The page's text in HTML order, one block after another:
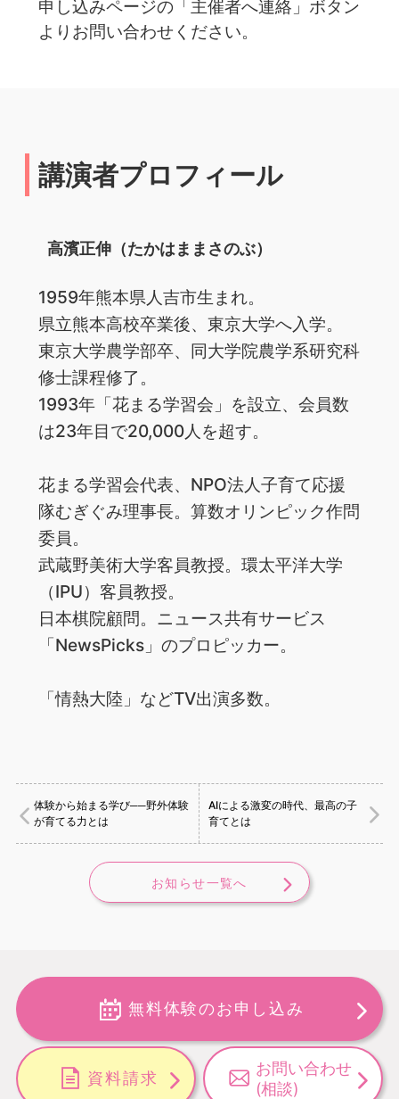
申し込みページの「主催者へ連絡」ボタン
よりお問い合わせください。
講演者プロフィール
高濱正伸（たかはままさのぶ）
1959年熊本県人吉市生まれ。
県立熊本高校卒業後、東京大学へ入学。
東京大学農学部卒、同大学院農学系研究科
修士課程修了。
1993年「花まる学習会」を設立、会員数
は23年目で20,000人を超す。
花まる学習会代表、NPO法人子育て応援
隊むぎぐみ理事長。算数オリンピック作問
委員。
武蔵野美術大学客員教授。環太平洋大学
（IPU）客員教授。
日本棋院顧問。ニュース共有サービス
「NewsPicks」のプロピッカー。
「情熱大陸」などTV出演多数。
体験から始まる学び──野外体験
が育てる力とは
AIによる激変の時代、最高の子
育てとは
お知らせ一覧へ
無料体験のお申し込み
資料請求
お問い合わせ
(相談)